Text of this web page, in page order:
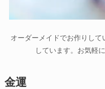
オーダーメイドでお作りし
しています。お気軽
金運